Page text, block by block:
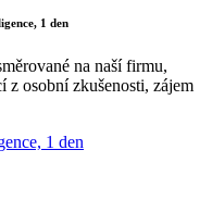
1 den
na naší firmu,
z osobní zkušenosti, zájem
1 den